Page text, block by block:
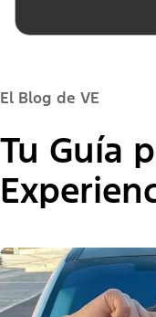
El Blog de VE
Tu Guía